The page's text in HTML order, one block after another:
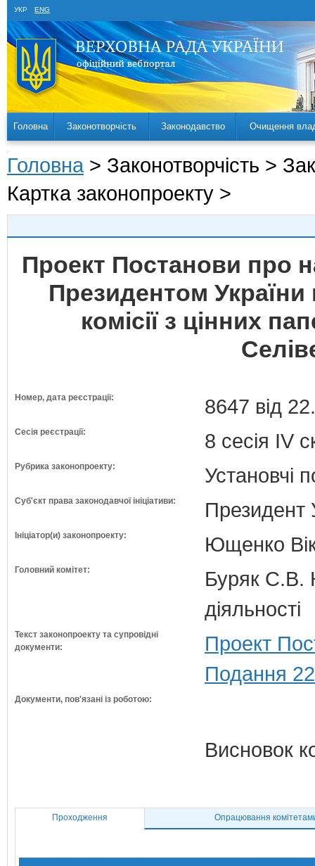
УКР ENG
Головна Законотворчість Законодавство Очищення
Головна > Законотворчість >
Картка законопроекту >
Проект Постанови про
Президентом
комісії з цінних
Номер, дата реєстрації: 8647 від
Сесія реєстрації: 8 сесія IV
Рубрика законопроекту: Установчі
Суб'єкт права законодавчої ініціативи: Президент
Ініціатор(и) законопроекту: Ющенко
Головний комітет:
Буряк С.В.
діяльності
Текст законопроекту та супровідні
документи:
Проект
Подання
Документи, пов'язані із роботою:
Висновок
Проходження Опрацювання